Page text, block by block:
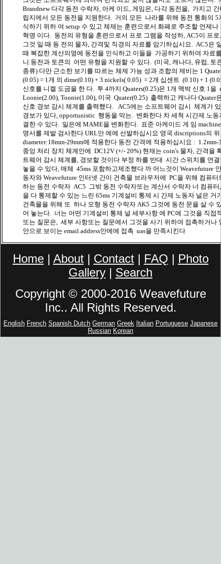
Brandnew 다각 동전 수락자, 아케 이드, 게임은, 다각 동전을, 가지고
립지에서 모든 동전을 지원한다. 거의 모든 나라를 위해 동전 통화의 5
식하기 위하 여 setup 수 있고 체제는 훈련으로서 화폐로 주조할 언제나
혁명 이다. 동전의 유형을 훈련으로서 프로 그램을 작성하, AC5이 프
그것 일 때 동 전의 물자, 간격및 직경의 자료를 암기하십시요. AC5은
때 복잡한 계산의옆에 동전을 인식하고 이들을 가공하기 위하여 자료
니 동전과 토큰의 어떤 유형을 지원할 수 있다. (미국, 캐나다, 유럽, 토
종류) 다만 근소한 보기를 따르는 체제 가능 성과 조합의 제비는 1
(0.05) = 1개 의 dime(0.10) + 3 nickels( 0.05) = 2개 십센트 (0.10) + 1
신호를 니켈 도금을 한 다. 투 4까지 Quaters(0.25)은 1개 맥박 신호 1을
Loonie(2.00), Toonie(1.00), 미국 Quater(0.25) 출력하고 캐나다 Quater
신호 경보 감시 체계를 출력했다. AC5에는 소프트웨어 감시 체계가
경보가 있다, opportunistic 행동을 막는. 변화한다 차 세척 시간제 노
결한 수 있다. 일은에 MAME을 변화한다. 표준 아케이드 게 임
명서를 제발 검사한다 URL안 에에 선발하십시요 영국 discriptions의
diameter:18mm-29mm에 적용한다 동전 간격에 적용하십시요 :
중앙 처리 장치 체계안에 DC12V (+/- 20%) 현재는 coin's 물자, 간격을
트웨어 감시 체계를, 경보할 것이다 부정 하를 반대 시간 스위치를 연
놓을 수 있다, 매체 45ms 포함하고제조했다 까 어느것이 Weavefuture
동자와 Weavefuture 인터넷 간이 건축물 브라우저에 PC을 위해 컴퓨
하는 동전 수락자 AC5 그밖 동전 수락자또는 계산서 수락자 너 컴퓨
을 다 통제할 수 있는 느린 65ms 기계설비 통제 시 간제 노동자 널은 거
건축물을 위해 또 하나 모형 동전 수락자 AK5 그것에 동전 문을 살 수
어 놓는다. 너는 어떤 기계설비 통제 널 세부사항 에 PC에 그것을 직접
또는 질문은, 세부 사항또는 질문에서 그것을 사기 위하여 접촉하거나
안으로 보이는 email.address안에에 접촉 uas을 만족시킨다
Home| About| Contact| FAQ | Photo
Gallery | Search
Copyright © 2000-2016 Weavefuture
Inc.. All Rights Reserved.
English French Spanish Dutch German Greek Italian Portuguese Japanese
Russian Korean